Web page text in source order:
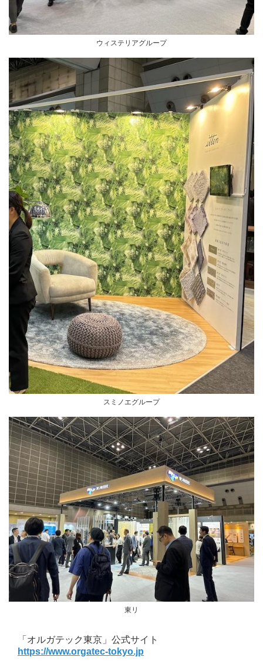
ウィステリアグループ
スミノエグループ
東リ
「オルガテック東京」公式サイト
https://www.orgatec-tokyo.jp